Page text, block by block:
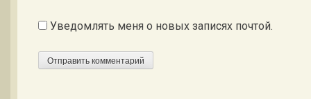
Уведомлять меня о новых записях почтой.